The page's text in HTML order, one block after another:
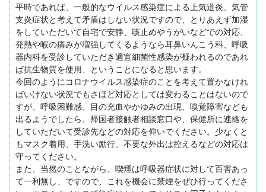
平時であれば、一般的なウイルス感染症による上気道炎、気管
支炎症状と考えて矛盾はしない状況ですので、とりあえず加湿
をしていただいて自宅で安静、咳止めやうがいなどでの対応、
発熱や喉の痛みが増強してくるようなら耳鼻いんこう科、呼吸
器内科を受診していただき適宜細菌性感染が疑われるのであれ
ば抗生物質を使用、ということになると思います。
今回のようにコロナウイルス感染症のことを考えて置かなけれ
ばいけない状況でもさほど対応としては変わることはないので
すが、呼吸困難感、目の充血やかゆみの出現、嗅覚障害なども
出るようでしたら、帰国者接触者相談窓口や、保健所に連絡を
していただいて受診先などの対応を仰いでください。少なくと
もマスク着用、手洗い励行、不要な外出は控えるなどの対応は
守ってください。
また、当然のことながら、喫煙は呼吸器症状に対して百害あっ
て一利無し、ですので、これを機会に禁煙をぜひ行ってくださ